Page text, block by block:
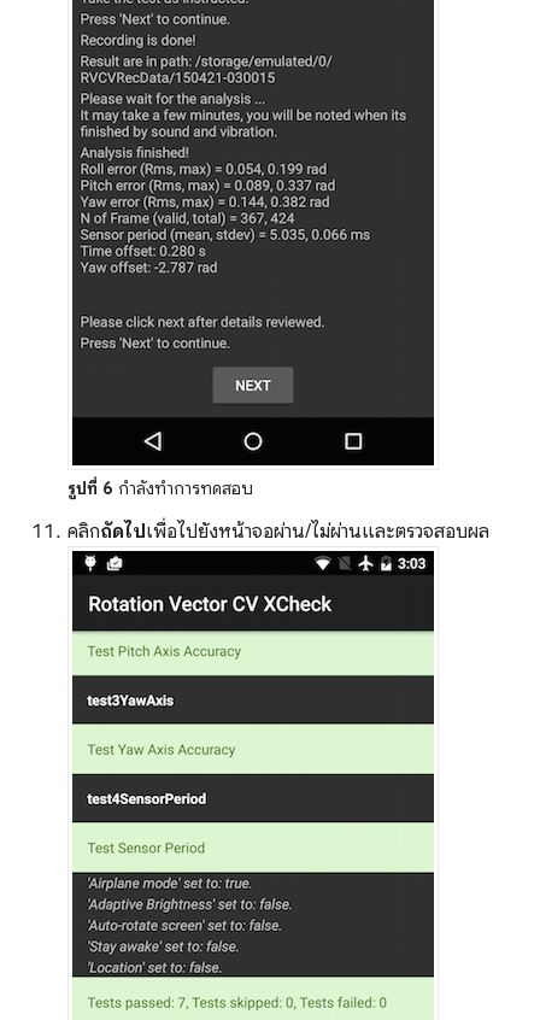
รูปที่ 6 กำลังทำการทดสอบ
คลิกถัดไปเพื่อไปยังหน้าจอผ่าน/ไม่ผ่านและตรวจสอบผล